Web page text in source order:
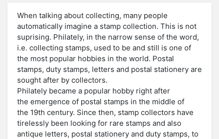
When talking about collecting, many people
automatically imagine a stamp collection. This is not
suprising. Philately, in the narrow sense of the word,
i.e. collecting stamps, used to be and still is one of
the most popular hobbies in the world. Postal
stamps, duty stamps, letters and postal stationery are
sought after by collectors.
Philately became a popular hobby right after
the emergence of postal stamps in the middle of
the 19th century. Since then, stamp collectors have
tirelessly been looking for rare stamps and also
antique letters, postal stationery and duty stamps, to